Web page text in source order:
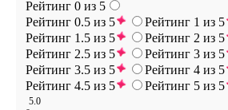
Рейтинг 0 из 5
Рейтинг 0.5 из 5
Рейтинг 1 из 5
Рейтинг 1.5 из 5
Рейтинг 2 из 5
Рейтинг 2.5 из 5
Рейтинг 3 из 5
Рейтинг 3.5 из 5
Рейтинг 4 из 5
Рейтинг 4.5 из 5
Рейтинг 5 из 5
5.0